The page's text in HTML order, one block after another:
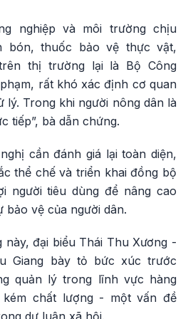
nghiệp và môi trường chịu
bón, thuốc bảo vệ thực vật,
thị trường lại là Bộ Công
rất khó xác định cơ quan
lý. Trong khi người nông dân là
tiếp”, bà dẫn chứng.
cần đánh giá lại toàn diện,
thể chế và triển khai đồng bộ
người tiêu dùng để nâng cao
bảo vệ của người dân.
đại biểu Thái Thu Xương -
Giang bày tỏ bức xúc trước
quản lý trong lĩnh vực hàng
kém chất lượng - một vấn đề
dư luận xã hội.